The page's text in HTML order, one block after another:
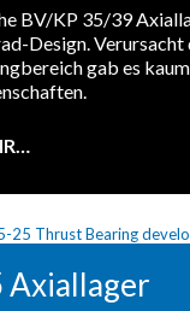
BV/KP 35/39
Design. Verursacht
gab es kaum
Axiallager